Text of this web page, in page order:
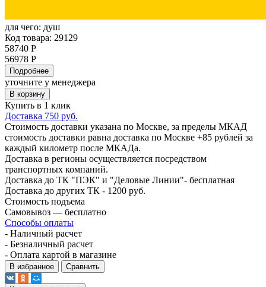
для чего: душ
Код товара: 29129
58740 Р
56978 Р
Подробнее
уточните у менеджера
В корзину
Купить в 1 клик
Доставка 750 руб.
Стоимость доставки указана по Москве, за пределы МКАД
стоимость доставки равна доставка по Москве +85 рублей за
каждый километр после МКАДа.
Доставка в регионы осуществляется посредством
транспортных компаний.
Доставка до ТК "ПЭК" и "Деловые Линии"- бесплатная
Доставка до других ТК - 1200 руб.
Стоимость подъема
Самовывоз — бесплатно
Способы оплаты
- Наличный расчет
- Безналичный расчет
- Оплата картой в магазине
В избранное Сравнить